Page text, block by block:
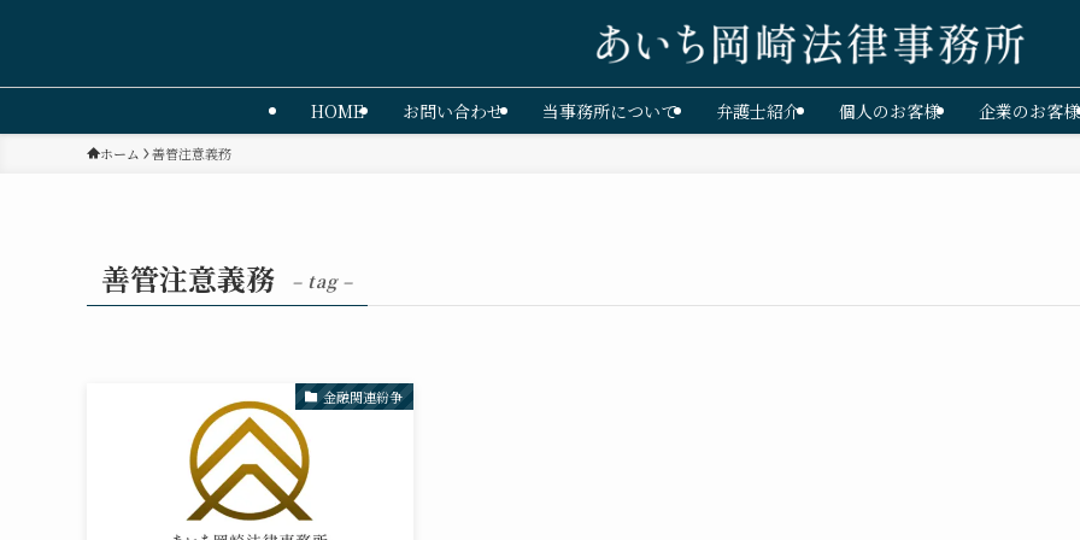
HOME お問い合わせ 当事務所について 弁護士紹介 個人のお客様 企業のお客様
ホーム 善管注意義務
善管注意義務 – tag –
金融関連紛争